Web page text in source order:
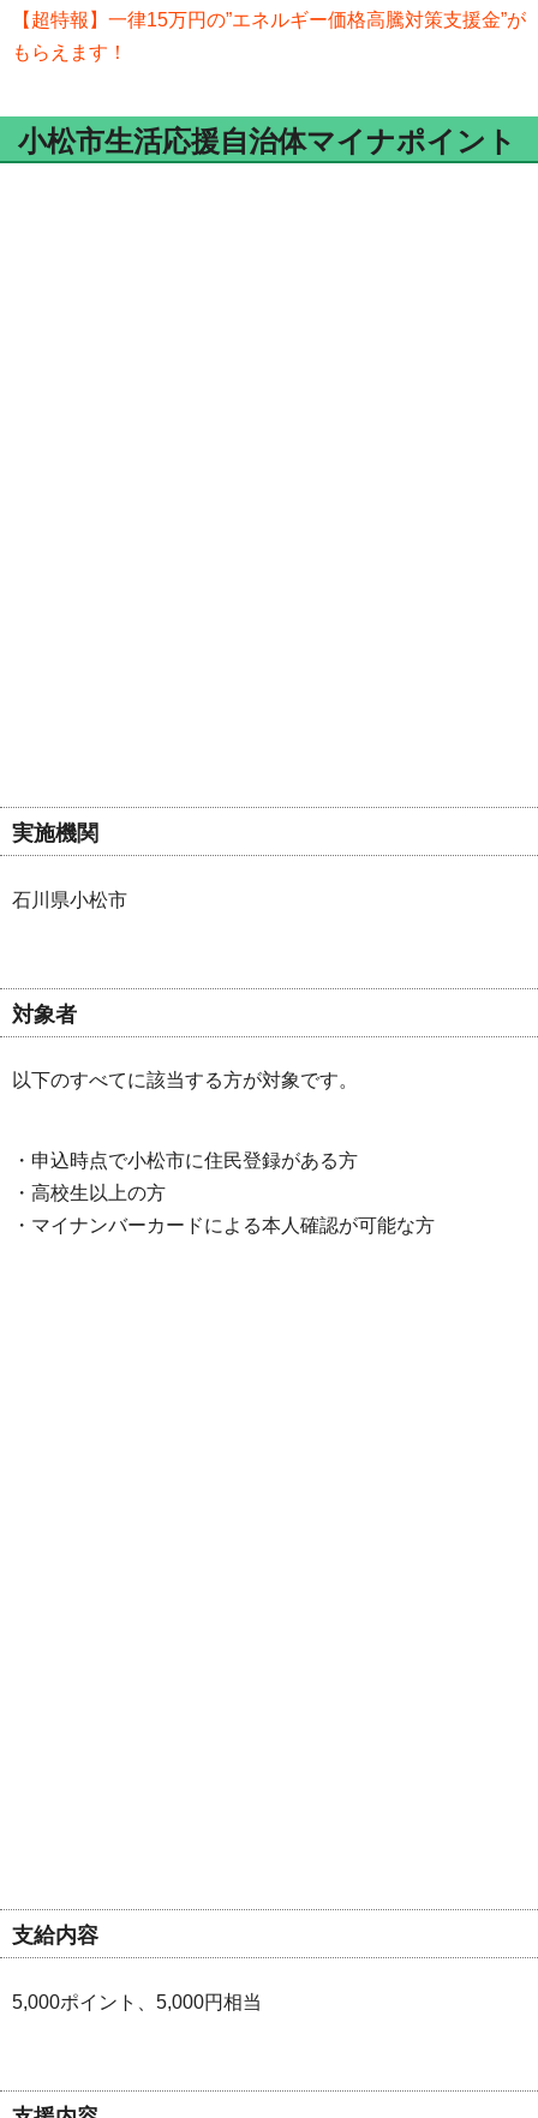
【超特報】一律15万円の”エネルギー価格高騰対策支援金”が
もらえます！
小松市生活応援自治体マイナポイント
実施機関
石川県小松市
対象者
以下のすべてに該当する方が対象です。
・申込時点で小松市に住民登録がある方
・高校生以上の方
・マイナンバーカードによる本人確認が可能な方
支給内容
5,000ポイント、5,000円相当